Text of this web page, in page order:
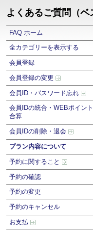
よくあるご質問（ベ
FAQ ホーム
全カテゴリーを表示する
会員登録
会員登録の変更
会員ID・パスワード忘れ
会員IDの統合・WEBポイン
合算
会員IDの削除・退会
プラン内容について
予約に関すること
予約の確認
予約の変更
予約のキャンセル
お支払